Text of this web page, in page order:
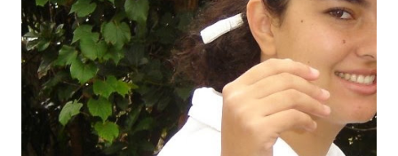
algum galho podem nascer várias mudas. Uma só muda em pouco
tempo transforma-se em uma moita. É uma planta medicinal. ...